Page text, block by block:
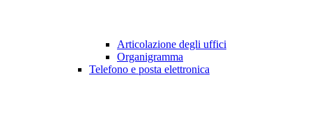
Articolazione degli uffici
Organigramma
Telefono e posta elettronica